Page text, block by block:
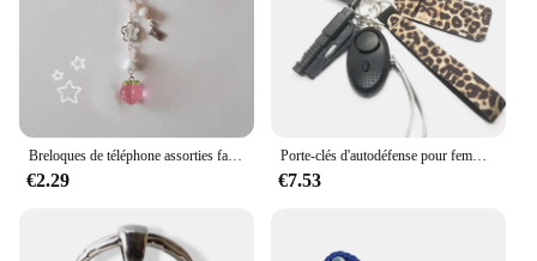
Breloques de téléphone assorties faites à la main fraise, onze, Y2K
€2.29
Porte-clés d'autodéfense pour femmes, porte-clés d'autodéfense en plein air, produits pour femmes, prix de gros, accessoires
€7.53